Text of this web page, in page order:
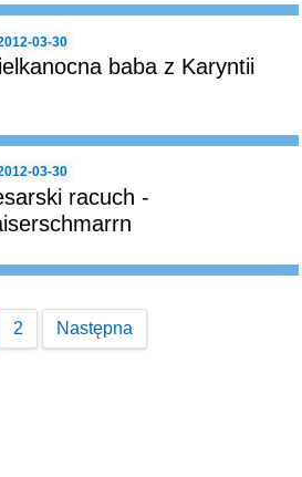
03-30
baba z Karyntii
03-30
racuch -
2 Następna